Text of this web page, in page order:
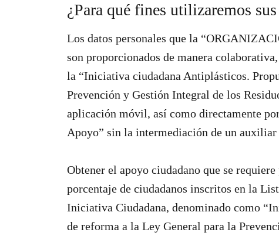
¿Para qué fines utilizaremos
Los datos personales que la
son proporcionados de manera
la “Iniciativa ciudadana Antiplásticos.
Prevención y Gestión Integral de los
aplicación móvil, así como directamente
Apoyo” sin la intermediación de un
Obtener el apoyo ciudadano que se
porcentaje de ciudadanos inscritos en la
Iniciativa Ciudadana, denominado como
de reforma a la Ley General para la